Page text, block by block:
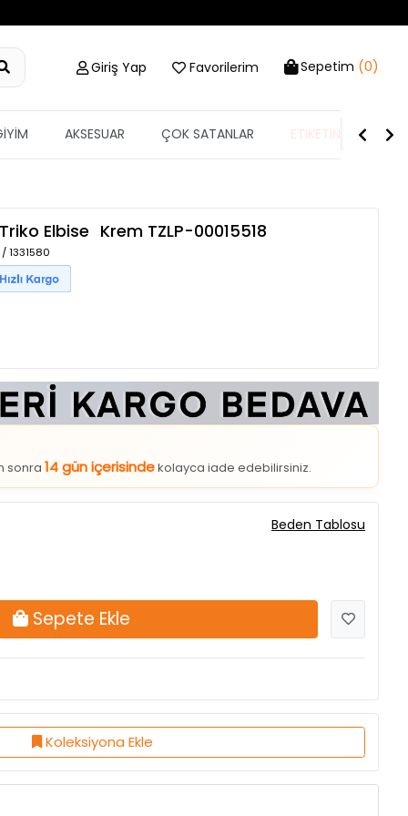
Giriş Yap Favorilerim Sepetim (0)
AKSESUAR ÇOK SATANLAR ETİKETİN YARISI
Elbise Krem TZLP-00015518
1331580
sonra14 gün içerisindekolayca iade edebilirsiniz.
Koleksiyona Ekle